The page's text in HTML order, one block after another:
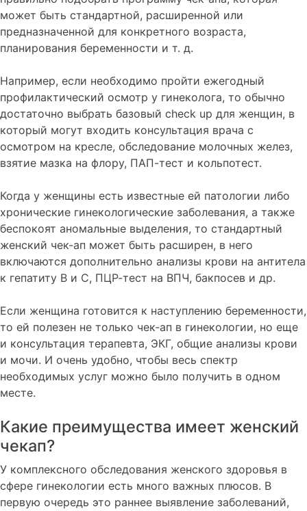
может быть стандартной, расширенной или
предназначенной для конкретного возраста,
планирования беременности и т. д.
Например, если необходимо пройти ежегодный
профилактический осмотр у гинеколога, то обычно
достаточно выбрать базовый check up для женщин, в
который могут входить консультация врача с
осмотром на кресле, обследование молочных желез,
взятие мазка на флору, ПАП-тест и кольпотест.
Когда у женщины есть известные ей патологии либо
хронические гинекологические заболевания, а также
беспокоят аномальные выделения, то стандартный
женский чек-ап может быть расширен, в него
включаются дополнительно анализы крови на антитела
к гепатиту B и C, ПЦР-тест на ВПЧ, бакпосев и др.
Если женщина готовится к наступлению беременности,
то ей полезен не только чек-ап в гинекологии, но еще
и консультация терапевта, ЭКГ, общие анализы крови
и мочи. И очень удобно, чтобы весь спектр
необходимых услуг можно было получить в одном
месте.
Какие преимущества имеет женский
чекап?
У комплексного обследования женского здоровья в
сфере гинекологии есть много важных плюсов. В
первую очередь это раннее выявление заболеваний,